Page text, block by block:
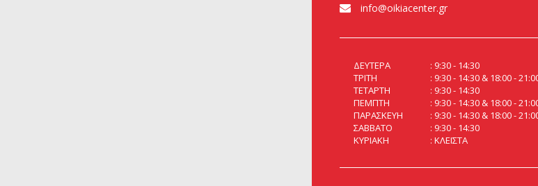
info@oikiacenter.gr
ΔΕΥΤΕΡΑ
9:30 - 14:30
ΤΡΙΤΗ
9:30 - 14:30 & 18:00 -
ΤΕΤΑΡΤΗ
9:30 - 14:30
ΠΕΜΠΤΗ
9:30 - 14:30 & 18:00 -
ΠΑΡΑΣΚΕΥΗ
9:30 - 14:30 & 18:00 -
ΣΑΒΒΑΤΟ
9:30 - 14:30
ΚΥΡΙΑΚΗ
ΚΛΕΙΣΤΑ